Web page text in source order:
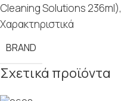
Cleaning Solutions
Χαρακτηριστικά
BRAND
Σχετικά προϊόντα